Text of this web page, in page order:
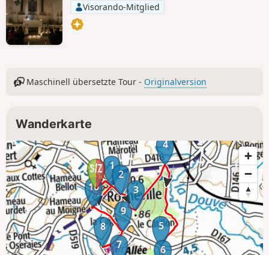
Visorando-Mitglied
Maschinell übersetzte Tour - Originalversion
Wanderkarte
1
2
3
4
5
6
7
8
9
10